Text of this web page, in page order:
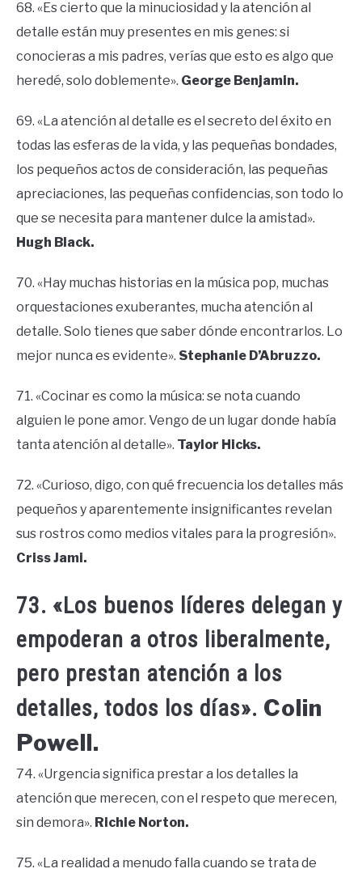
68. «Es cierto que la minuciosidad y la atención al
detalle están muy presentes en mis genes: si
conocieras a mis padres, verías que esto es algo que
heredé, solo doblemente». George Benjamin.
69. «La atención al detalle es el secreto del éxito en
todas las esferas de la vida, y las pequeñas bondades,
los pequeños actos de consideración, las pequeñas
apreciaciones, las pequeñas confidencias, son todo lo
que se necesita para mantener dulce la amistad».
Hugh Black.
70. «Hay muchas historias en la música pop, muchas
orquestaciones exuberantes, mucha atención al
detalle. Solo tienes que saber dónde encontrarlos. Lo
mejor nunca es evidente». Stephanie D’Abruzzo.
71. «Cocinar es como la música: se nota cuando
alguien le pone amor. Vengo de un lugar donde había
tanta atención al detalle». Taylor Hicks.
72. «Curioso, digo, con qué frecuencia los detalles más
pequeños y aparentemente insignificantes revelan
sus rostros como medios vitales para la progresión».
Criss Jami.
73. «Los buenos líderes delegan y
empoderan a otros liberalmente,
pero prestan atención a los
detalles, todos los días». Colin
Powell.
74. «Urgencia significa prestar a los detalles la
atención que merecen, con el respeto que merecen,
sin demora». Richie Norton.
75. «La realidad a menudo falla cuando se trata de